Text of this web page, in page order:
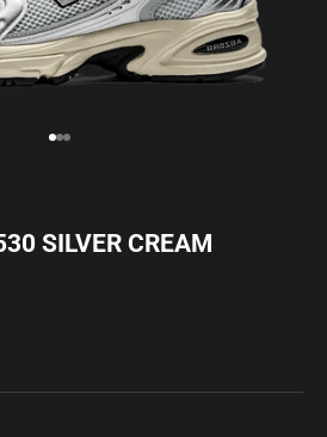
SILVER CREAM